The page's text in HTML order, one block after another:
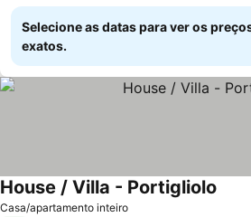
Selecione as datas para ver os
exatos.
Casa/apartamento inteiro
House / Villa - Portigliolo